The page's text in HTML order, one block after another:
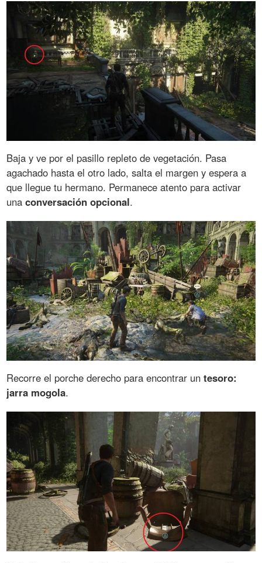
Baja y ve por el pasillo repleto de vegetación. Pasa
agachado hasta el otro lado, salta el margen y espera a
que llegue tu hermano. Permanece atento para activar
unaconversación opcional.
Recorre el porche derecho para encontrar untesoro:
jarra mogola.